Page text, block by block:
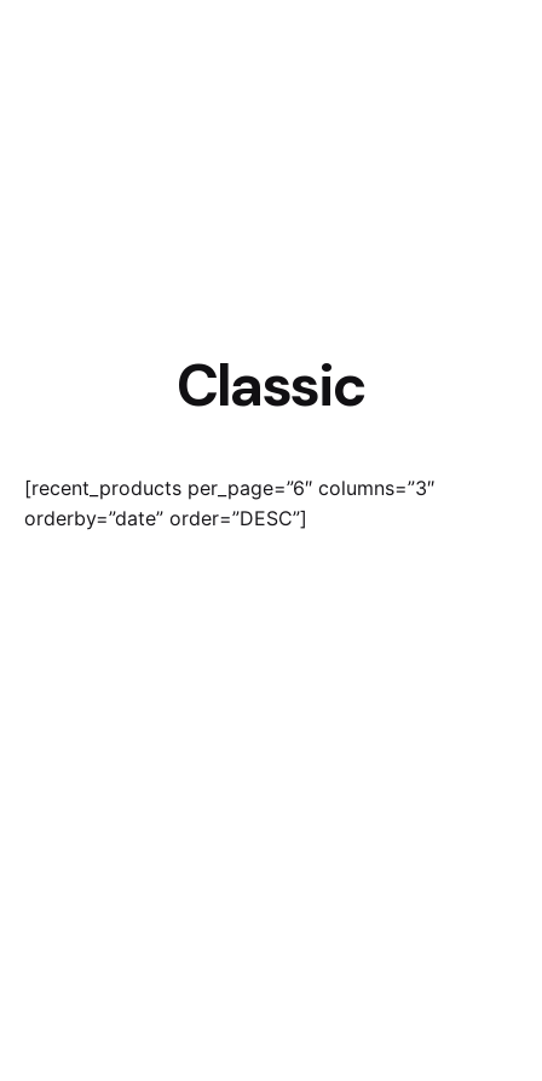
Classic
[recent_products per_page=”6″ columns=”3″
orderby=”date” order=”DESC”]